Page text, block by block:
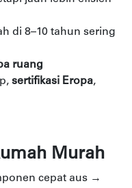
di 8–10 tahun sering
ruang
sertifikasi Eropa,
Murah
cepat aus →